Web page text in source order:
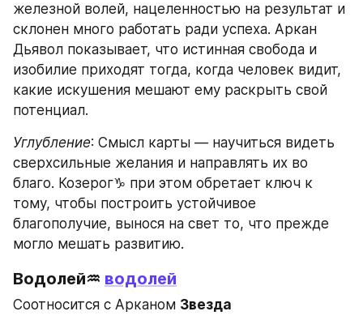
железной волей, нацеленностью на результат и
склонен много работать ради успеха. Аркан
Дьявол показывает, что истинная свобода и
изобилие приходят тогда, когда человек видит,
какие искушения мешают ему раскрыть свой
потенциал.
Углубление: Смысл карты — научиться видеть
сверхсильные желания и направлять их во
благо. Козерог♑ при этом обретает ключ к
тому, чтобы построить устойчивое
благополучие, вынося на свет то, что прежде
могло мешать развитию.
Водолей♒ водолей
Соотносится с Арканом Звезда